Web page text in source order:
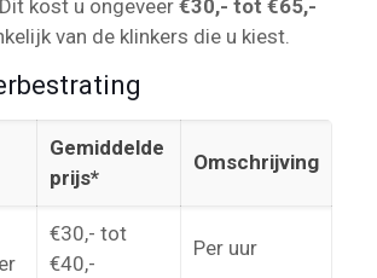
kost u ongeveer€30,- tot €65,-
van de klinkers die u kiest.
Gemiddelde
prijs*
Omschrijving
€30,- tot
€40,-
Per uur